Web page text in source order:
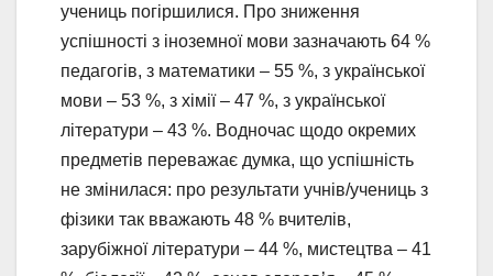
учениць погіршилися. Про зниження
успішності з іноземної мови зазначають 64 %
педагогів, з математики – 55 %, з української
мови – 53 %, з хімії – 47 %, з української
літератури – 43 %. Водночас щодо окремих
предметів переважає думка, що успішність
не змінилася: про результати учнів/учениць з
фізики так вважають 48 % вчителів,
зарубіжної літератури – 44 %, мистецтва – 41